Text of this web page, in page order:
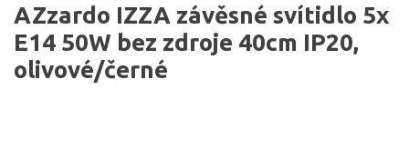
AZzardo IZZA závěsné svítidlo 5x
E14 50W bez zdroje 40cm IP20,
olivové/černé